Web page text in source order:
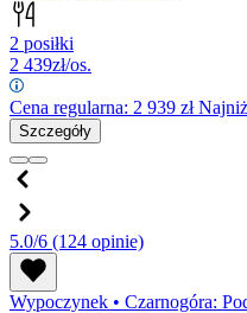
2 posiłki
2 439zł/os.
Cena regularna: 2 939 zł
Szczegóły
5.0/6 (124 opinie)
Wypoczynek • Czarnogóra: